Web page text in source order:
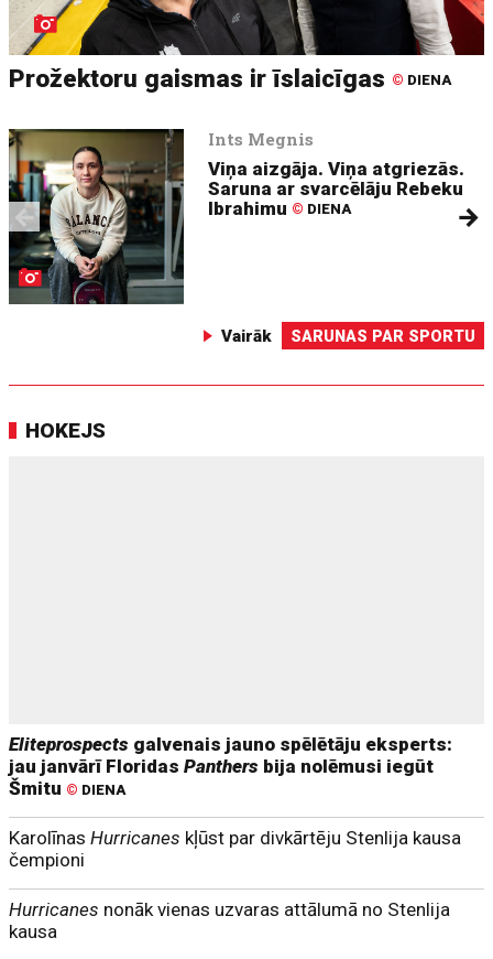
Prožektoru gaismas ir īslaicīgas © DIENA
Ints Megnis
Viņa aizgāja. Viņa atgriezās.
Saruna ar svarcēlāju Rebeku
Ibrahimu © DIENA
Vairāk SARUNAS PAR SPORTU
HOKEJS
Eliteprospects galvenais jauno spēlētāju eksperts:
jau janvārī FloridasPanthers bija nolēmusi iegūt
Šmitu © DIENA
KarolīnasHurricanes kļūst par divkārtēju Stenlija kausa
čempioni
Hurricanes nonāk vienas uzvaras attālumā no Stenlija
kausa